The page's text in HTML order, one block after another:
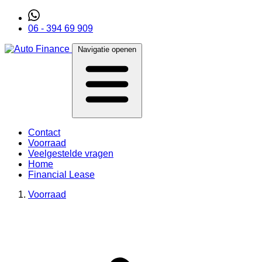
06 - 394 69 909
Navigatie openen
Contact
Voorraad
Veelgestelde vragen
Home
Financial Lease
Voorraad